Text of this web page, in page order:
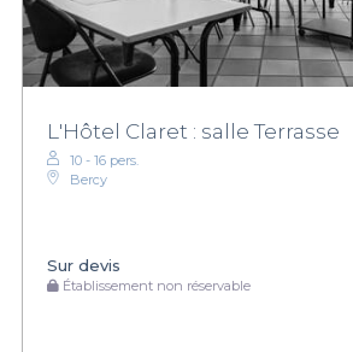
L'Hôtel Claret : salle Terrasse
10 - 16 pers.
Bercy
Sur devis
Établissement non réservable